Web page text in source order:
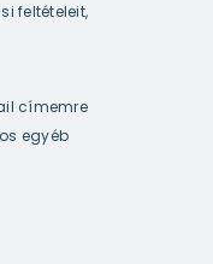
feltételeit,
címemre
egyéb